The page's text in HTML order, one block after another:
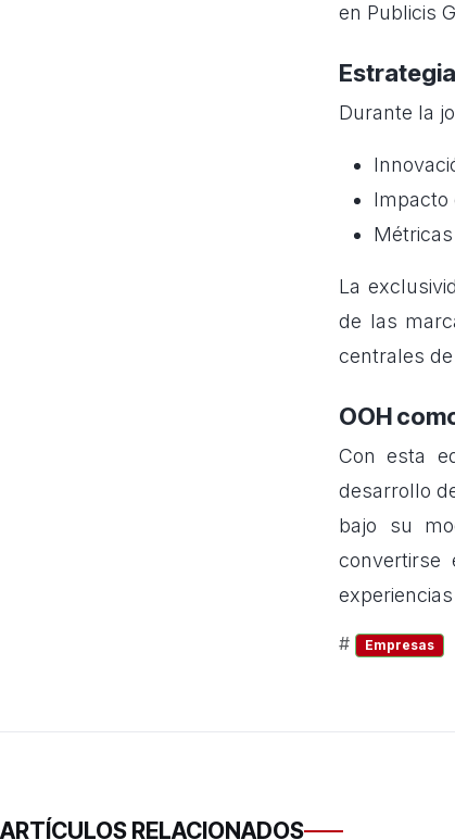
en Publicis
Durante la
Impacto
La
de las
centrales
OOH
Con esta
desarrollo
bajo su
convertirse
# Empresas
ARTÍCULOS RELACIONADOS